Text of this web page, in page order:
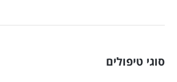
סוגי טיפולים